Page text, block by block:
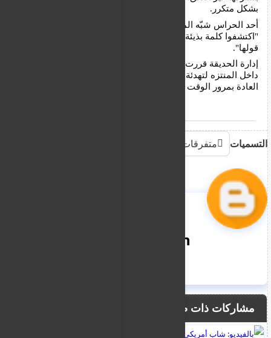
بشكل متكرر.
أحد الحراس شبّه الموقف بخمسة أطفال مشاغبين
"اكتشفوا كلمة بذيئة للتو ولا يستطيعون التوقف عن
قولها".
إدارة الحديقة قررت توزيع الببغاوات على مناطق مختلفة
داخل المنتزه لتهدئة الأجواء، على أمل أن تنسى هذه
العادة بمرور الوقت وتستبدلها بعبارات ألطف.
التسميات متفرقات
nooreddin
مشاركات ذات صلة